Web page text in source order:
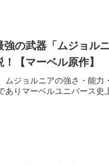
強の武器「ムジョル
【マーベル原作】
ムジョルニアの強さ・能力
ありマーベルユニバース史